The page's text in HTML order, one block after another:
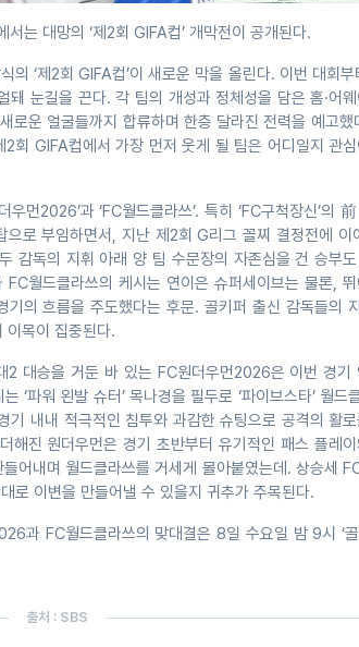
는 대망의 ‘제2회 GIFA컵’ 개막전이 공개된다.
‘제2회 GIFA컵’이 새로운 막을 올린다. 이번 대회부
눈길을 끈다. 각 팀의 개성과 정체성을 담은 홈·어웨
로운 얼굴들까지 합류하며 한층 달라진 전력을 예고했
회 GIFA컵에서 가장 먼저 웃게 될 팀은 어디일지 관
먼2026’과 ‘FC월드클라쓰’. 특히 ‘FC구척장신’의 前
로 부임하면서, 지난 제2회 G리그 꼴찌 결정전에 이
감독의 지휘 아래 양 팀 수문장의 자존심을 건 승부
월드클라쓰의 케시는 연이은 슈퍼세이브는 물론,
의 흐름을 주도했다는 후문. 골키퍼 출신 감독들의
이목이 집중된다.
2 대승을 거둔 바 있는 FC원더우먼2026은 이번 경기
‘파워 왼발 슈터’ 목나경을 필두로 ‘파이브스타’ 월드
기 내내 적극적인 침투와 과감한 슈팅으로 공격의 활
해진 원더우먼은 경기 초반부터 유기적인 패스 플레
어내며 월드클라쓰를 거세게 몰아붙였는데. 상승세
로 이변을 만들어낼 수 있을지 귀추가 주목된다.
과 FC월드클라쓰의 맞대결은 8일 수요일 밤 9시 ‘
출처 : SBS